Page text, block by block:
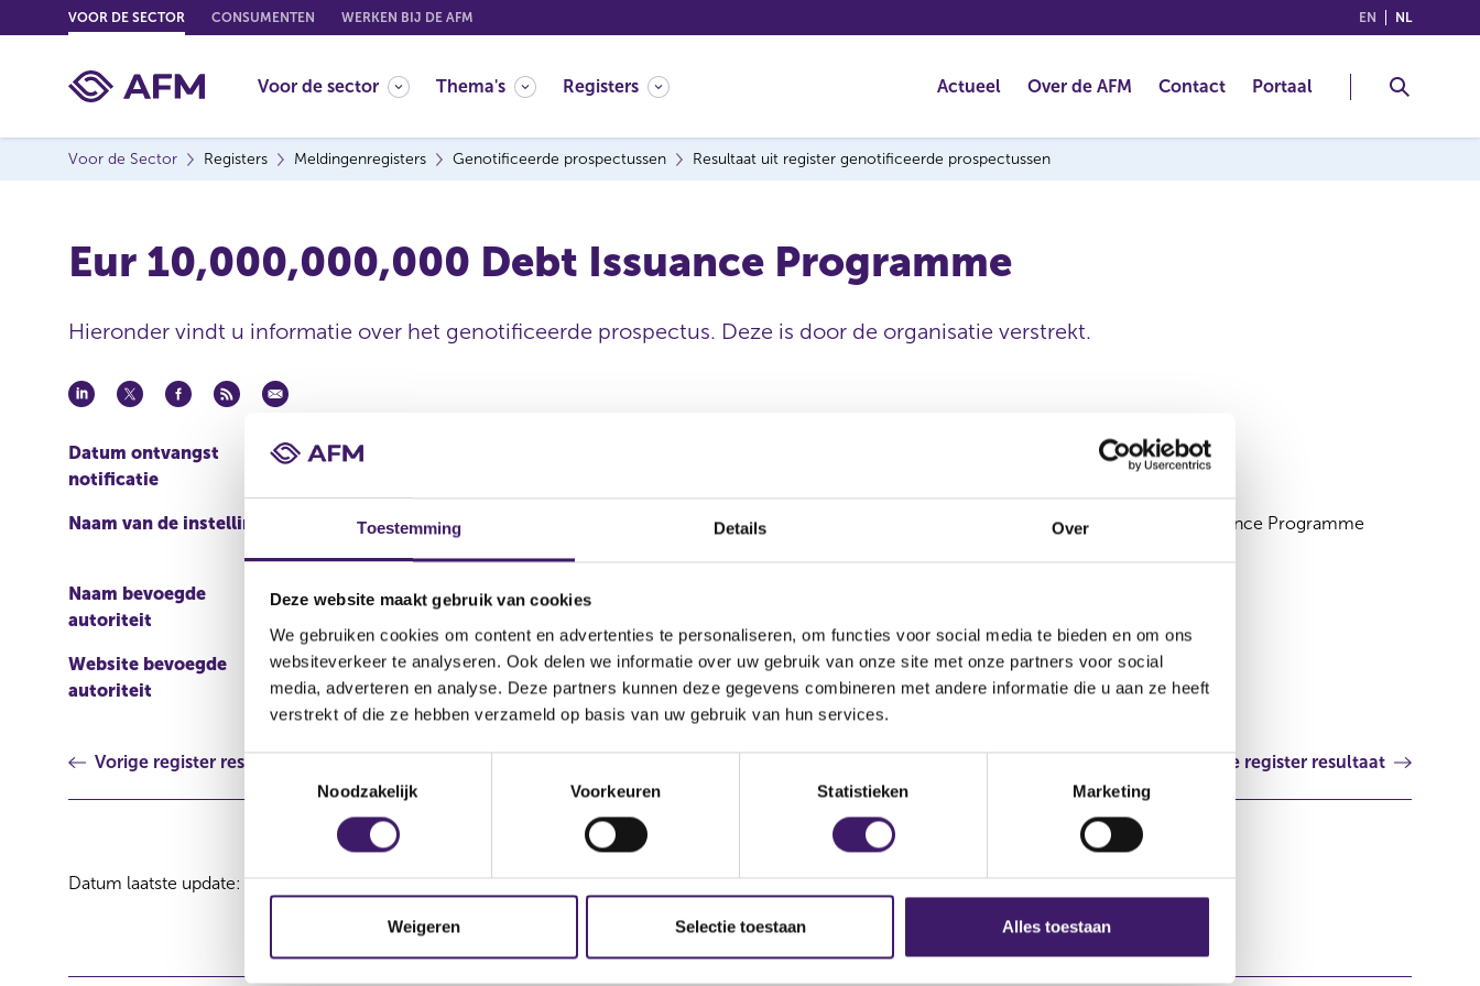
Toestemming Details Over
Deze website maakt gebruik van cookies
We gebruiken cookies om content en advertenties te personaliseren, om functies voor social media te bieden en om ons
websiteverkeer te analyseren. Ook delen we informatie over uw gebruik van onze site met onze partners voor social
media, adverteren en analyse. Deze partners kunnen deze gegevens combineren met andere informatie die u aan ze heeft
verstrekt of die ze hebben verzameld op basis van uw gebruik van hun services.
T
i
Noodzakelijk Voorkeuren Statistieken Marketing
Weigeren Selectie toestaan Alles toestaan
o
o
EN (ENGLISH)
NL
VOOR DE SECTOR CONSUMENTEN WERKEN BIJ DE AFM
Voor de sector Thema's Registers Actueel Over de AFM Contact Portaal
Voor de Sector Registers Meldingenregisters Genotificeerde prospectussen Resultaat uit register genotificeerde prospectussen
Eur 10,000,000,000 Debt Issuance Programme
Hieronder vindt u informatie over het genotificeerde prospectus. Deze is door de organisatie verstrekt.
Datum ontvangst
notificatie
02 mei 2011
Naam van de instelling
BAWAG P.S.K. Bank für Arbeit und Wirtschaft und
Omschrijving van de
Eur 10,000,000,000 Debt Issuance Programme
Naam bevoegde
autoriteit
Commission de Surveillance du Secteur Financier
Website bevoegde
autoriteit
http://www.bourse.lu/Accueil.jsp
Vorige register resultaat Volgende register resultaat
Datum laatste update: 08 augustus 2026